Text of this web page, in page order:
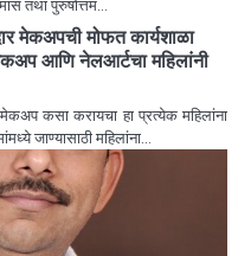
तथा पुरुषोत्तम…
मेकअपची मोफत कार्यशाळा
मेकअप आणि नेलआर्टचा महिलांनी
कसा करायचा हा प्रत्येक महिलांना
जाण्यासाठी महिलांना…